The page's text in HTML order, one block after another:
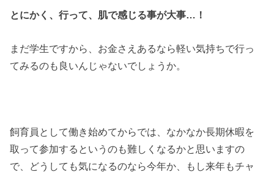
とにかく、行って、肌で感じる事が大事…！
まだ学生ですから、お金さえあるなら軽い気持ちで行っ
てみるのも良いんじゃないでしょうか。
飼育員として働き始めてからでは、なかなか長期休暇を
取って参加するというのも難しくなるかと思いますの
で、どうしても気になるのなら今年か、もし来年もチャ